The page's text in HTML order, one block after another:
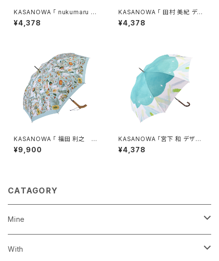
KASANOWA 「 nukumaru デ
ザイン " okurimono " 」 ／
傘 晴雨兼用
¥4,378
KASANOWA 「 田村 美紀 デザ
イン " tamura parlor " 」 ／
傘 晴雨兼用
¥4,378
KASANOWA 「 福田 利之 デ
ザイン " しろくまの森 " 」
¥9,900
KASANOWA 「宮下 和 デザイ
ン " おはようございます " 」
／傘（晴雨兼用）
¥4,378
CATAGORY
Mine
長傘
With